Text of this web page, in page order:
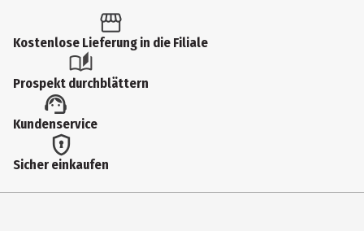
Kostenlose Lieferung in die Filiale
Prospekt durchblättern
Kundenservice
Sicher einkaufen